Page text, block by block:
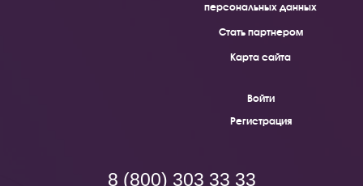
персональных данных
Стать партнером
Карта сайта
Войти
Регистрация
8 (800) 303 33 33